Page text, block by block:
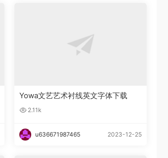
Yowa文艺艺术衬线英文字体下载
2.11k
u636671987465 2023-12-25